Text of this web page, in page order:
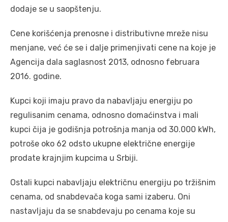
dodaje se u saopštenju.
Cene korišćenja prenosne i distributivne mreže nisu
menjane, već će se i dalje primenjivati cene na koje je
Agencija dala saglasnost 2013, odnosno februara
2016. godine.
Kupci koji imaju pravo da nabavljaju energiju po
regulisanim cenama, odnosno domaćinstva i mali
kupci čija je godišnja potrošnja manja od 30.000 kWh,
potroše oko 62 odsto ukupne električne energije
prodate krajnjim kupcima u Srbiji.
Ostali kupci nabavljaju električnu energiju po tržišnim
cenama, od snabdevača koga sami izaberu. Oni
nastavljaju da se snabdevaju po cenama koje su